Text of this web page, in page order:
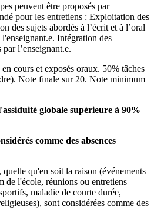
peuvent être proposés par
pour les entretiens : Exploitation des
des sujets abordés à l’écrit et à l’oral
Intégration des
l’enseignant.e.
cours et exposés oraux. 50% tâches
Note finale sur 20. Note minimum
globale supérieure à 90%
comme des absences
quelle qu'en soit la raison (événements
de l'école, réunions ou entretiens
maladie de courte durée,
sont considérées comme des